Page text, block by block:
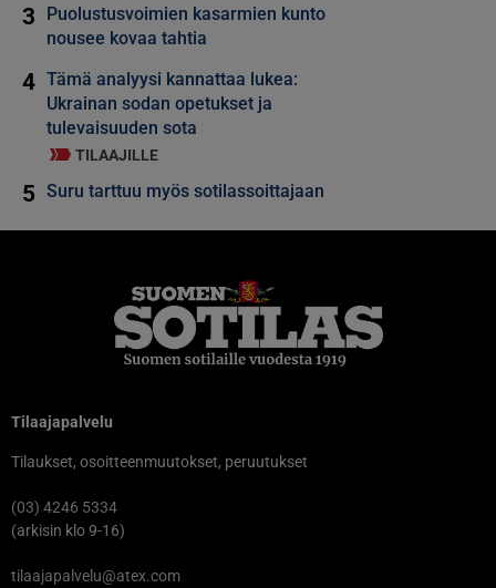
3
Puolustusvoimien kasarmien kunto
nousee kovaa tahtia
4 Tämä analyysi kannattaa lukea:
Ukrainan sodan opetukset ja
tulevaisuuden sota
TILAAJILLE
5 Suru tarttuu myös sotilassoittajaan
Tilaajapalvelu
Tilaukset, osoitteenmuutokset, peruutukset
(03) 4246 5334
(arkisin klo 9-16)
tilaajapalvelu@atex.com